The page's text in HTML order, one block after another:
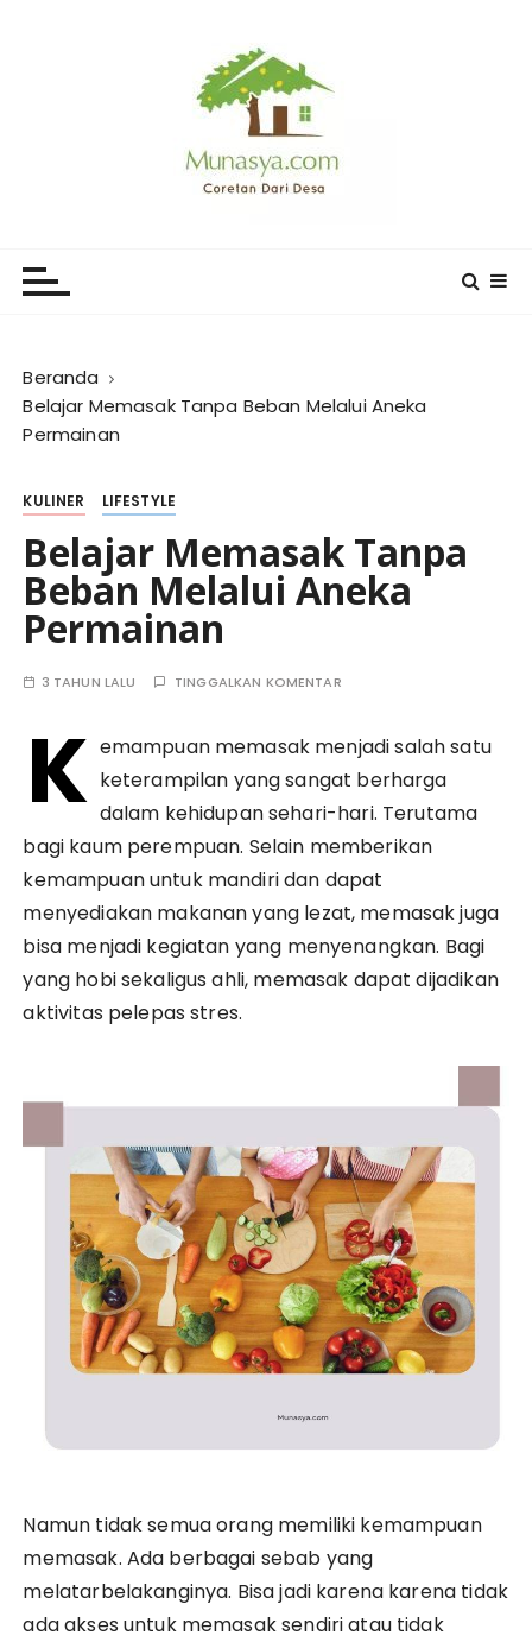
Beranda
Belajar Memasak Tanpa Beban Melalui Aneka
Permainan
KULINER LIFESTYLE
Belajar Memasak Tanpa
Beban Melalui Aneka
Permainan
3 TAHUN LALU TINGGALKAN KOMENTAR
K emampuan memasak menjadi salah satu
keterampilan yang sangat berharga
dalam kehidupan sehari-hari. Terutama
bagi kaum perempuan. Selain memberikan
kemampuan untuk mandiri dan dapat
menyediakan makanan yang lezat, memasak juga
bisa menjadi kegiatan yang menyenangkan. Bagi
yang hobi sekaligus ahli, memasak dapat dijadikan
aktivitas pelepas stres.
Namun tidak semua orang memiliki kemampuan
memasak. Ada berbagai sebab yang
melatarbelakanginya. Bisa jadi karena karena tidak
ada akses untuk memasak sendiri atau tidak